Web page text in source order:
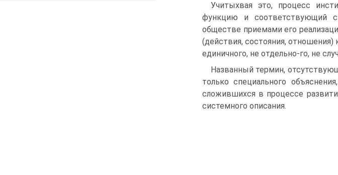
Учитыхвая это, процесс
функцию и соответствующий
обществе приемами его
(действия, состояния, отношения)
единичного, не отдельно-го, не
Названный термин,
только специального
сложившихся в процессе
системного описания.